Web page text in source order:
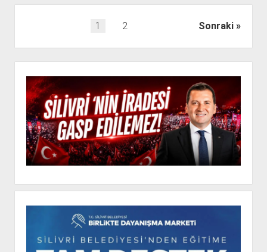
KURULU
TOPLANDI
1 2 Sonraki
Menü